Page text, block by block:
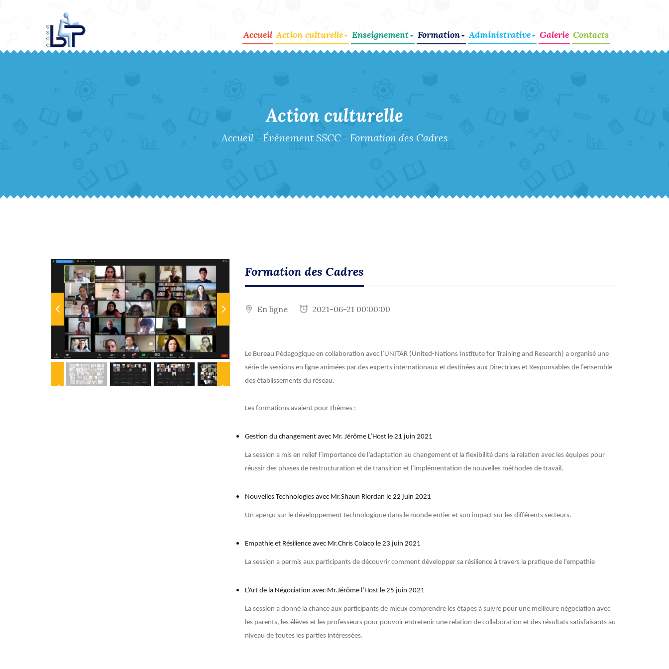
Accueil Action culturelle Enseignement Formation Administrative Galerie Contacts
Action culturelle
Accueil - Événement SSCC - Formation des Cadres
Previous
Formation des Cadres
En ligne 2021-06-21 00:00:00
Le Bureau Pédagogique en collaboration avec l’UNITAR (United-Nations Institute for Training and Research) a organisé une
série de sessions en ligne animées par des experts internationaux et destinées aux Directrices et Responsables de l’ensemble
des établissements du réseau.
Les formations avaient pour thèmes :
Gestion du changement avec Mr. Jérôme L’Host le 21 juin 2021
La session a mis en relief l’importance de l’adaptation au changement et la flexibilité dans la relation avec les équipes pour
réussir des phases de restructuration et de transition et l’implémentation de nouvelles méthodes de travail.
Nouvelles Technologies avec Mr.Shaun Riordan le 22 juin 2021
Un aperçu sur le développement technologique dans le monde entier et son impact sur les différents secteurs.
Empathie et Résilience avec Mr.Chris Colaco le 23 juin 2021
La session a permis aux participants de découvrir comment développer sa résilience à travers la pratique de l’empathie
L’Art de la Négociation avec Mr.Jérôme l’Host le 25 juin 2021
La session a donné la chance aux participants de mieux comprendre les étapes à suivre pour une meilleure négociation avec
les parents, les élèves et les professeurs pour pouvoir entretenir une relation de collaboration et des résultats satisfaisants au
niveau de toutes les parties intéressées.